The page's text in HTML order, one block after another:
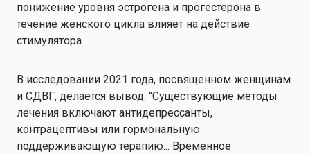
понижение уровня эстрогена и прогестерона в
течение женского цикла влияет на действие
стимулятора.
В исследовании 2021 года, посвященном женщинам
и СДВГ, делается вывод: "Существующие методы
лечения включают антидепрессанты,
контрацептивы или гормональную
поддерживающую терапию... Временное